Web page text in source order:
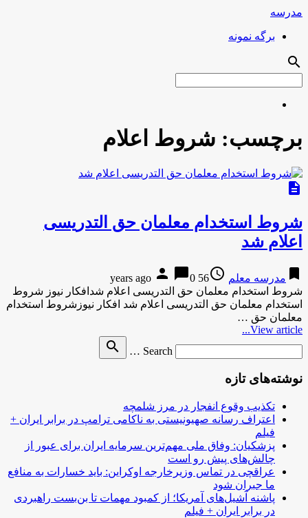
مدرسه
برگه نمونه
search
برچسب: شروط اعلام
description
شروط استخدام معلمان حق التدریسی
اعلام شد
bookmark مدرسه معلم access_time
56 years ago
person chat_bubble0
شروط استخدام معلمان حق التدریسی اعلام شدافکار نیوز شروط
استخدام معلمان حق التدریسی اعلام شد افکار نیوزشروط استخدام
معلمان حق …
View article...
Search …
search
نوشته‌های تازه
تکذیب وقوع انفجار در مرز شلمچه
اعتراف رسانه صهیونیستی به ناکامی ترامپ در برابر ایران +
فیلم
پزشکیان: وفاق ملی مهم‌ترین سرمایه ایران برای عبور از
چالش‌های پیش رو است
عراقچی در تماس وزیرخارجه اوکراین: باید خسارات به منافع
ما جبران شود
پاشنه آشیل‌های آمریکا؛ از کمبود مهمات تا بن‌بست راهبردی
در برابر ایران + فیلم